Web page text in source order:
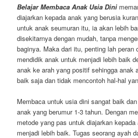
Belajar Membaca Anak Usia Dini
diajarkan kepada anak yang berusia
untuk anak seumuran itu, ia akan lebih
disekitarnya dengan mudah, tanpa
baginya. Maka dari itu, penting lah peran
mendidik anak untuk menjadi lebih baik
anak ke arah yang positif sehingga anak
baik saja dan tidak mencontoh hal-hal
Membaca untuk usia dini sangat baik
anak yang berumur 1-3 tahun. Dengan
metode yang pas untuk diajarkan
menjadi lebih baik. Tugas seorang ayah